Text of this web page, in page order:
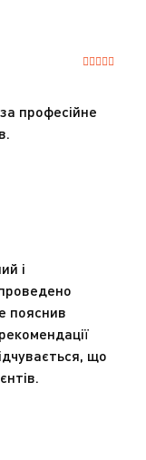
професійне
і
пояснив
що